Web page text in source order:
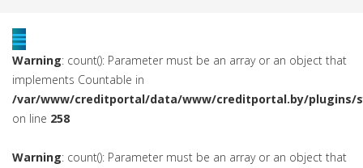
Warning: count(): Parameter must be an array or an object that
implements Countable in
/var/www/creditportal/data/www/creditportal.by/plugins/
on line 258
Warning: count(): Parameter must be an array or an object that